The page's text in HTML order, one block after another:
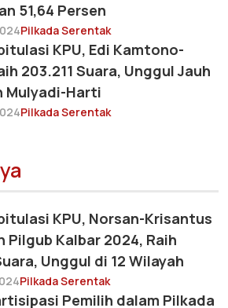
51,64 Persen
Pilkada Serentak
KPU, Edi Kamtono-
203.211 Suara, Unggul Jauh
Mulyadi-Harti
Pilkada Serentak
KPU, Norsan-Krisantus
Pilgub Kalbar 2024, Raih
Unggul di 12 Wilayah
Pilkada Serentak
Pemilih dalam Pilkada